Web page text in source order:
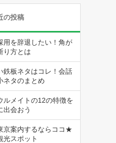
の投稿
用を辞退したい！角が
り方とは
鉄板ネタはコレ！会話
ネタのまとめ
ルメイトの12の特徴を
出会おう
京案内するならココ★
光スポット